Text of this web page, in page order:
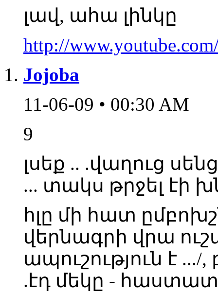
լավ, ահա լինկը
http://
Jojoba
11-06-09 • 00:30 AM
9
լսեք .. .վաղուց
... տակս թրջել էի
հլը մի հատ
վերնագրի վրա
ապուշություն է .../
.էդ մեկը - հաստատ